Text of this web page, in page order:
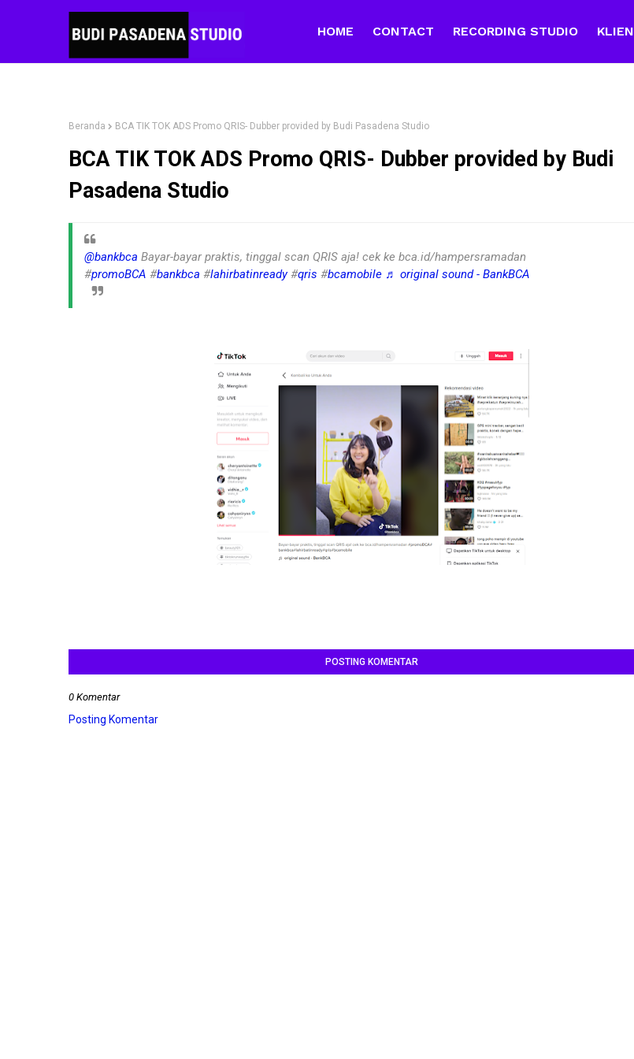
HOME CONTACT RECORDING STUDIO KLIEN
Beranda BCA TIK TOK ADS Promo QRIS- Dubber provided by Budi Pasadena Studio
BCA TIK TOK ADS Promo QRIS- Dubber provided by Budi
Pasadena Studio
@bankbca Bayar-bayar praktis, tinggal scan QRIS aja! cek ke bca.id/hampersramadan
#promoBCA #bankbca #lahirbatinready#qris #bcamobile ♬ original sound - BankBCA
POSTING KOMENTAR
0 Komentar
Posting Komentar